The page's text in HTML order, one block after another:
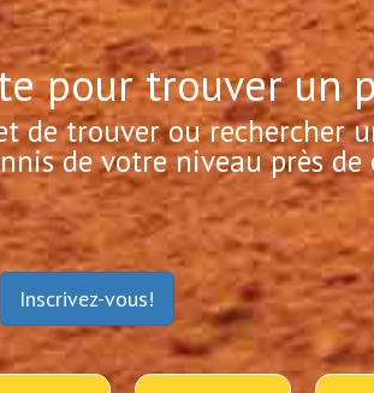
pour trouver un
de trouver ou rechercher
de votre niveau près de
Inscrivez-vous!